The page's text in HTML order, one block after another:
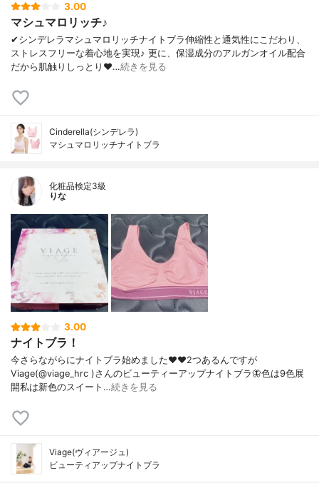
3.00
マシュマロリッチ♪
✔︎シンデレラマシュマロリッチナイトブラ伸縮性と通気性にこだわり、
ストレスフリーな着心地を実現♪ 更に、保湿成分のアルガンオイル配合
だから肌触りしっとり❤…続きを見る
Cinderella(シンデレラ)
マシュマロリッチナイトブラ
化粧品検定3級
りな
3.00
ナイトブラ！
今さらながらにナイトブラ始めました❤️❤️2つあるんですが
Viage(@viage_hrc )さんのビューティーアップナイトブラ🦋色は9色展
開私は新色のスイート…続きを見る
Viage(ヴィアージュ)
ビューティアップナイトブラ